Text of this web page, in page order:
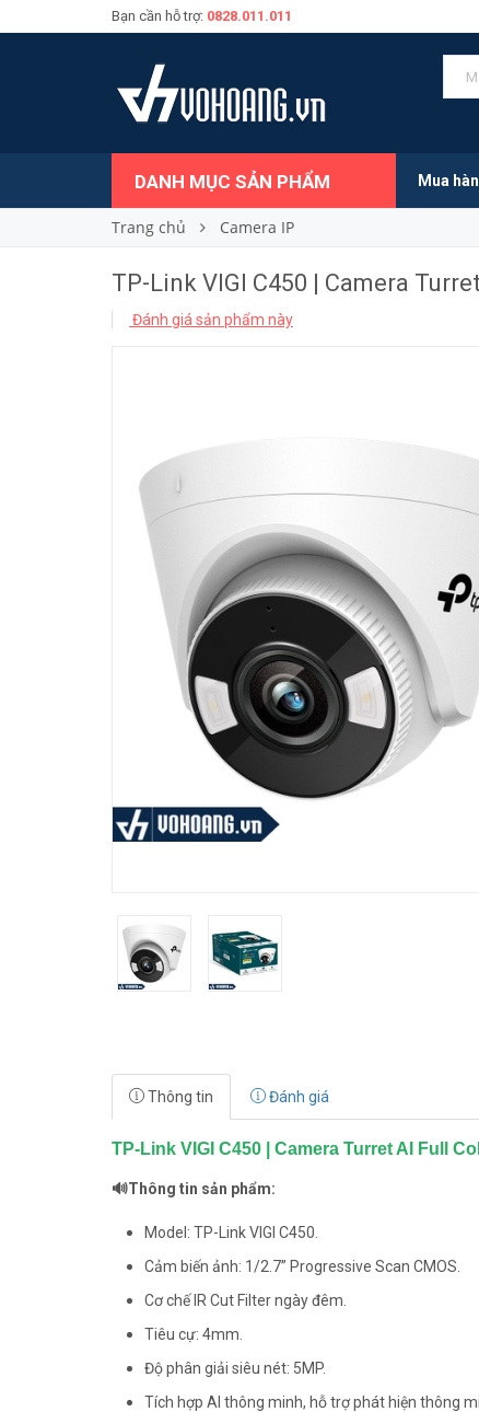
Bạn cần hỗ trợ: 0828.011.011
DANH MỤC SẢN PHẨM Mua
Trang chủ Camera IP
TP-Link VIGI C450 | Camera
Đánh giá sản phẩm này
Thông tin Đánh giá
TP-Link VIGI C450 | Camera Turret AI Full
🔊Thông tin sản phẩm:
Model: TP-Link VIGI C450.
Cảm biến ảnh: 1/2.7” Progressive Scan CMOS.
Cơ chế IR Cut Filter ngày đêm.
Tiêu cự: 4mm.
Độ phân giải siêu nét: 5MP.
Tích hợp AI thông minh, hỗ trợ phát hiện thông